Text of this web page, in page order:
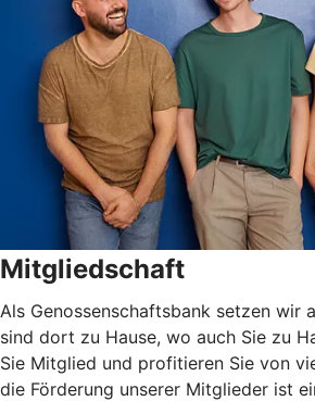
Mitgliedschaft
Als Genossenschaftsbank setzen wir
sind dort zu Hause, wo auch Sie zu
Sie Mitglied und profitieren Sie von
die Förderung unserer Mitglieder ist